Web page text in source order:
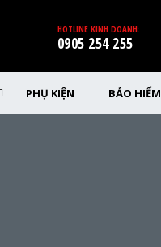
HOTLINE KINH DOANH:
0905 254 255
PHỤ KIỆN BẢO HIỂM